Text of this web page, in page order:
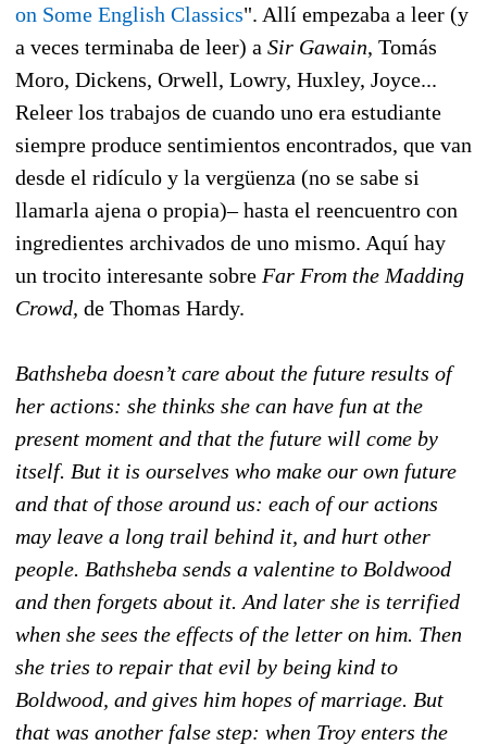
on Some English Classics". Allí empezaba a leer (y
a veces terminaba de leer) a Sir Gawain, Tomás
Moro, Dickens, Orwell, Lowry, Huxley, Joyce...
Releer los trabajos de cuando uno era estudiante
siempre produce sentimientos encontrados, que van
desde el ridículo y la vergüenza (no se sabe si
llamarla ajena o propia)– hasta el reencuentro con
ingredientes archivados de uno mismo. Aquí hay
un trocito interesante sobre Far From the Madding
Crowd, de Thomas Hardy.
Bathsheba doesn’t care about the future results of
her actions: she thinks she can have fun at the
present moment and that the future will come by
itself. But it is ourselves who make our own future
and that of those around us: each of our actions
may leave a long trail behind it, and hurt other
people. Bathsheba sends a valentine to Boldwood
and then forgets about it. And later she is terrified
when she sees the effects of the letter on him. Then
she tries to repair that evil by being kind to
Boldwood, and gives him hopes of marriage. But
that was another false step: when Troy enters the